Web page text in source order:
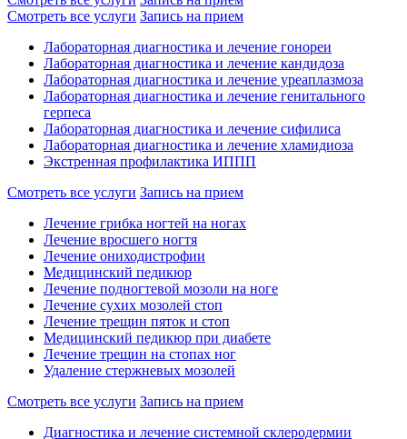
Смотреть все услуги Запись на прием
Лабораторная диагностика и лечение гонореи
Лабораторная диагностика и лечение кандидоза
Лабораторная диагностика и лечение уреаплазмоза
Лабораторная диагностика и лечение генитального
герпеса
Лабораторная диагностика и лечение сифилиса
Лабораторная диагностика и лечение хламидиоза
Экстренная профилактика ИППП
Смотреть все услуги Запись на прием
Лечение грибка ногтей на ногах
Лечение вросшего ногтя
Лечение ониходистрофии
Медицинский педикюр
Лечение подногтевой мозоли на ноге
Лечение сухих мозолей стоп
Лечение трещин пяток и стоп
Медицинский педикюр при диабете
Лечение трещин на стопах ног
Удаление стержневых мозолей
Смотреть все услуги Запись на прием
Диагностика и лечение системной склеродермии